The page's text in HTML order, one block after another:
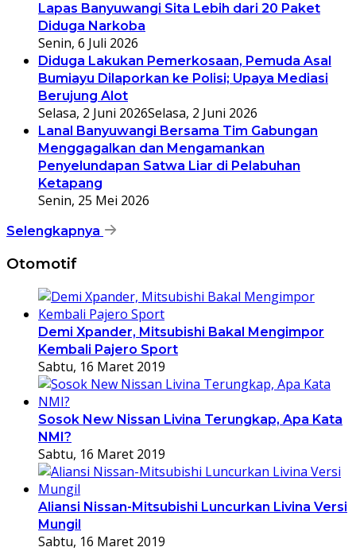
Lapas Banyuwangi Sita Lebih dari 20 Paket
Diduga Narkoba
Senin, 6 Juli 2026
Diduga Lakukan Pemerkosaan, Pemuda Asal
Bumiayu Dilaporkan ke Polisi; Upaya Mediasi
Berujung Alot
Selasa, 2 Juni 2026Selasa, 2 Juni 2026
Lanal Banyuwangi Bersama Tim Gabungan
Menggagalkan dan Mengamankan
Penyelundapan Satwa Liar di Pelabuhan
Ketapang
Senin, 25 Mei 2026
Selengkapnya
Otomotif
Demi Xpander, Mitsubishi Bakal Mengimpor
Kembali Pajero Sport
Sabtu, 16 Maret 2019
Sosok New Nissan Livina Terungkap, Apa Kata
NMI?
Sabtu, 16 Maret 2019
Aliansi Nissan-Mitsubishi Luncurkan Livina Versi
Mungil
Sabtu, 16 Maret 2019